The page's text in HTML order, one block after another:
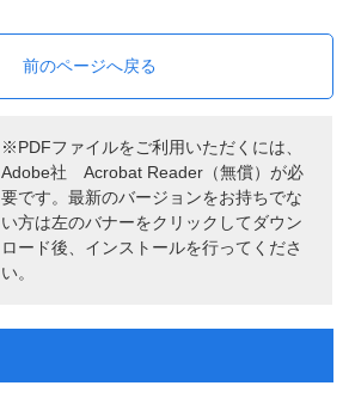
前のページへ戻る
※PDFファイルをご利用いただくには、
Adobe社 Acrobat Reader（無償）が必
要です。最新のバージョンをお持ちでな
い方は左のバナーをクリックしてダウン
ロード後、インストールを行ってくださ
い。